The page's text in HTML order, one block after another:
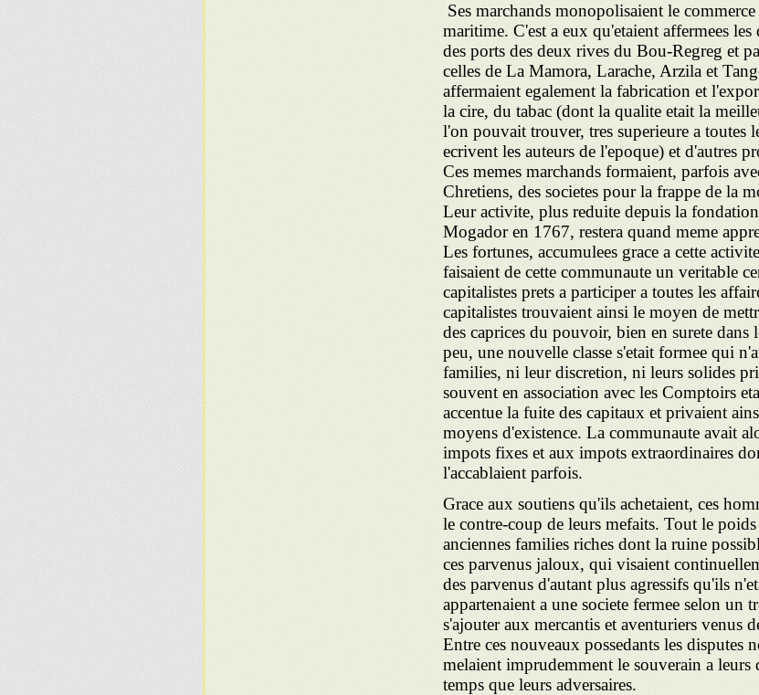
Ses marchands monopolisaient le commerce
maritime. C'est a eux qu'etaient affermees les
des ports des deux rives du Bou-Regreg et
celles de La Mamora, Larache, Arzila et
affermaient egalement la fabrication et
la cire, du tabac (dont la qualite etait la
l'on pouvait trouver, tres superieure a toutes
ecrivent les auteurs de l'epoque) et d'autres
Ces memes marchands formaient, parfois
Chretiens, des societes pour la frappe de la
Leur activite, plus reduite depuis la
Mogador en 1767, restera quand meme
Les fortunes, accumulees grace a cette
faisaient de cette communaute un veritable
capitalistes prets a participer a toutes les
capitalistes trouvaient ainsi le moyen de
des caprices du pouvoir, bien en surete dans
peu, une nouvelle classe s'etait formee qui
families, ni leur discretion, ni leurs solides
souvent en association avec les Comptoirs
accentue la fuite des capitaux et privaient
moyens d'existence. La communaute avait
impots fixes et aux impots extraordinaires
l'accablaient parfois.
Grace aux soutiens qu'ils achetaient, ces
le contre-coup de leurs mefaits. Tout le
anciennes families riches dont la ruine
ces parvenus jaloux, qui visaient
des parvenus d'autant plus agressifs qu'ils
appartenaient a une societe fermee selon un
s'ajouter aux mercantis et aventuriers venus
Entre ces nouveaux possedants les disputes
melaient imprudemment le souverain a leurs
temps que leurs adversaires.